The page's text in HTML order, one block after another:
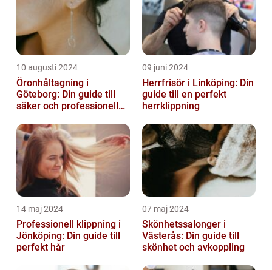
10 augusti 2024
Öronhåltagning i
Göteborg: Din guide till
säker och professionell
09 juni 2024
Herrfrisör i Linköping: Din
guide till en perfekt
herrklippning
14 maj 2024
Professionell klippning i
Jönköping: Din guide till
perfekt hår
07 maj 2024
Skönhetssalonger i
Västerås: Din guide till
skönhet och avkoppling